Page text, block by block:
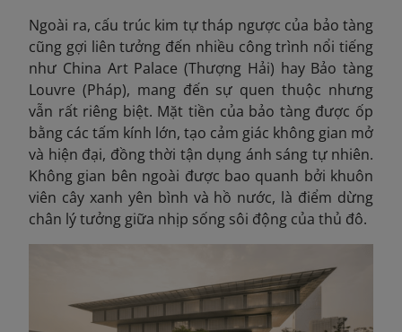
Ngoài ra, cấu trúc kim tự tháp ngược của bảo tàng
cũng gợi liên tưởng đến nhiều công trình nổi tiếng
như China Art Palace (Thượng Hải) hay Bảo tàng
Louvre (Pháp), mang đến sự quen thuộc nhưng
vẫn rất riêng biệt. Mặt tiền của bảo tàng được ốp
bằng các tấm kính lớn, tạo cảm giác không gian mở
và hiện đại, đồng thời tận dụng ánh sáng tự nhiên.
Không gian bên ngoài được bao quanh bởi khuôn
viên cây xanh yên bình và hồ nước, là điểm dừng
chân lý tưởng giữa nhịp sống sôi động của thủ đô.